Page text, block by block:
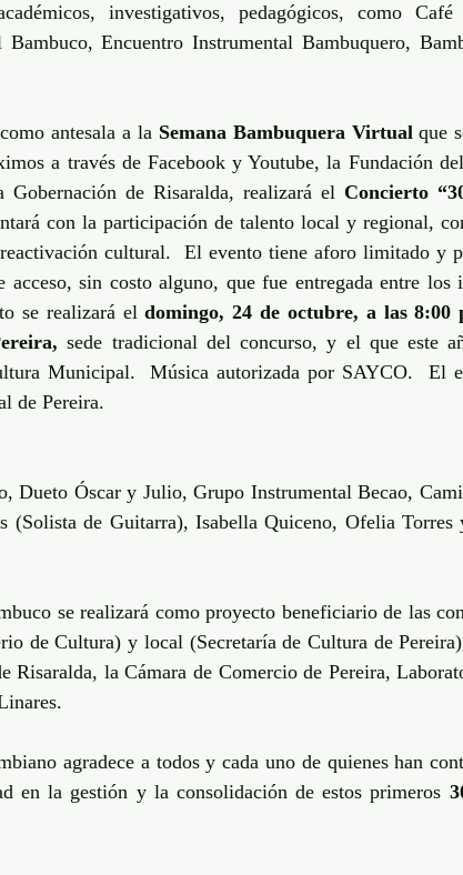
investigativos, pedagógicos, como Café
Bambuco, Encuentro Instrumental Bambuquero,
antesala a la Semana Bambuquera Virtual que
a través de Facebook y Youtube, la Fundación
de Risaralda, realizará el Concierto
con la participación de talento local y regional,
cultural.  El evento tiene aforo limitado y
sin costo alguno, que fue entregada entre los
se realizará el domingo, 24 de octubre, a las 8:00
sede tradicional del concurso, y el que este
Municipal.  Música autorizada por SAYCO.  El
de Pereira.
Dueto Óscar y Julio, Grupo Instrumental Becao,
(Solista de Guitarra), Isabella Quiceno, Ofelia Torres
se realizará como proyecto beneficiario de las
de Cultura) y local (Secretaría de Cultura de
Risaralda, la Cámara de Comercio de Pereira,
agradece a todos y cada uno de quienes han
en la gestión y la consolidación de estos primeros